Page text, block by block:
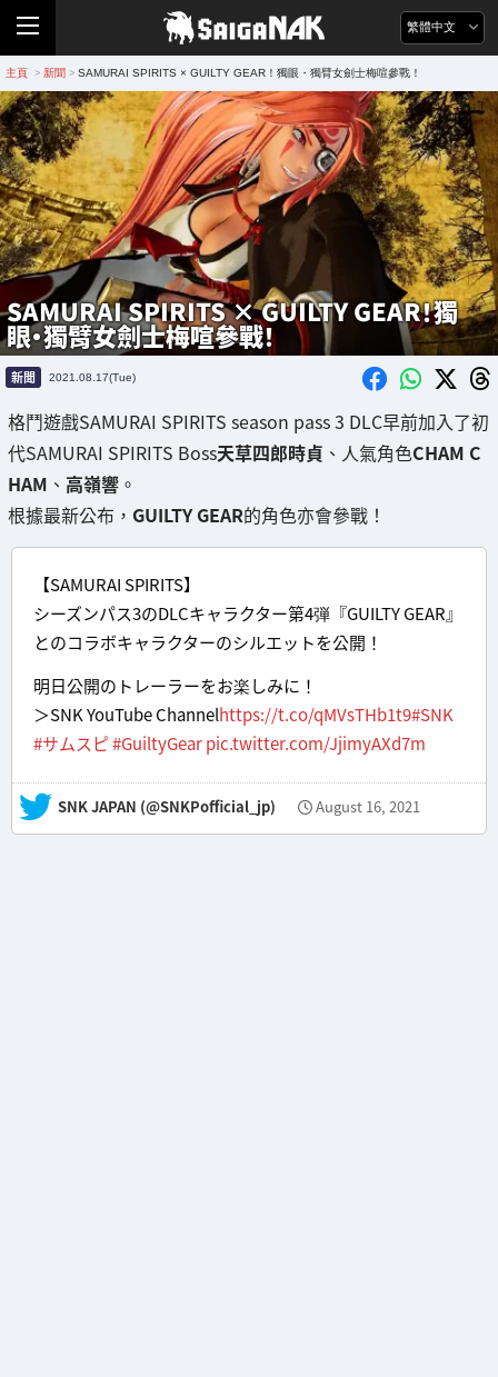
繁體中文
主頁 > 新聞 > SAMURAI SPIRITS × GUILTY GEAR！獨眼・獨臂女劍士梅喧參戰！
SAMURAI SPIRITS × GUILTY GEAR！獨
眼・獨臂女劍士梅喧參戰！
新聞 2021.08.17(Tue)
格鬥遊戲SAMURAI SPIRITS season pass 3 DLC早前加入了初
代SAMURAI SPIRITS Boss天草四郎時貞 、人氣角色CHAM C
HAM 、 高嶺響 。
根據最新公布， GUILTY GEAR的角色亦會參戰！
【SAMURAI SPIRITS】
シーズンパス3のDLCキャラクター第4弾『GUILTY GEAR』
とのコラボキャラクターのシルエットを公開！
明日公開のトレーラーをお楽しみに！
＞SNK YouTube Channelhttps://t.co/qMVsTHb1t9#SNK
#サムスピ#GuiltyGearpic.twitter.com/JjimyAXd7m
— SNK JAPAN (@SNKPofficial_jp) August 16, 2021